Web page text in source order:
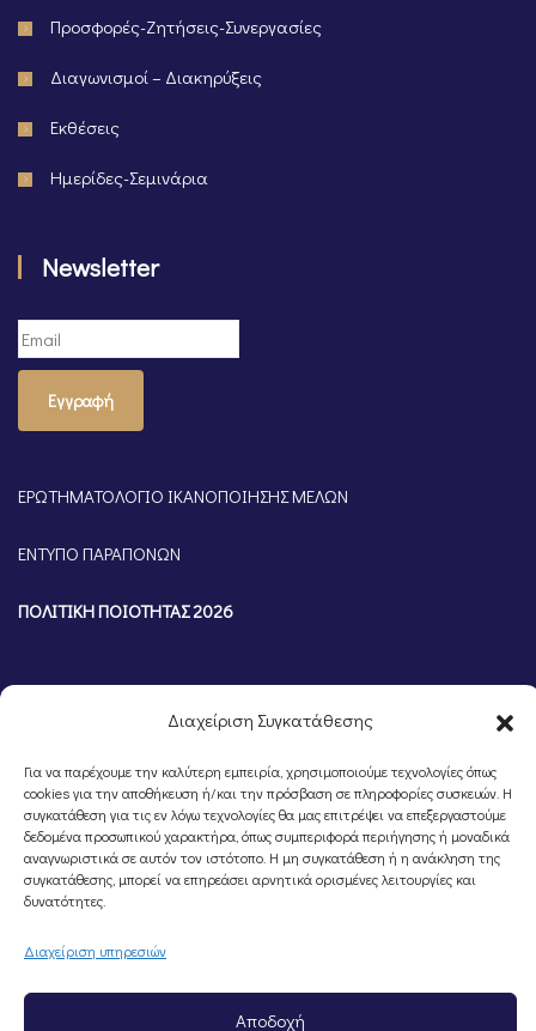
Διαχείριση Συγκατάθεσης
Για να παρέχουμε την καλύτερη εμπειρία, χρησιμοποιούμε τεχνολογίες όπως
cookies για την αποθήκευση ή/και την πρόσβαση σε πληροφορίες συσκευών. Η
συγκατάθεση για τις εν λόγω τεχνολογίες θα μας επιτρέψει να επεξεργαστούμε
δεδομένα προσωπικού χαρακτήρα, όπως συμπεριφορά περιήγησης ή μοναδικά
αναγνωριστικά σε αυτόν τον ιστότοπο. Η μη συγκατάθεση ή η ανάκληση της
συγκατάθεσης, μπορεί να επηρεάσει αρνητικά ορισμένες λειτουργίες και
δυνατότητες.
Διαχείριση υπηρεσιών
Αποδοχή
Προσφορές-Ζητήσεις-Συνεργασίες
Διαγωνισμοί – Διακηρύξεις
Εκθέσεις
Ημερίδες-Σεμινάρια
Newsletter
Εγγραφή
ΕΡΩΤΗΜΑΤΟΛΟΓΙΟ ΙΚΑΝΟΠΟΙΗΣΗΣ ΜΕΛΩΝ
ΕΝΤΥΠΟ ΠΑΡΑΠΟΝΩΝ
ΠΟΛΙΤΙΚΗ ΠΟΙΟΤΗΤΑΣ 2026
©Portal Επιμελητηρίου Ημαθίας, Powered byKnowledge A.E.